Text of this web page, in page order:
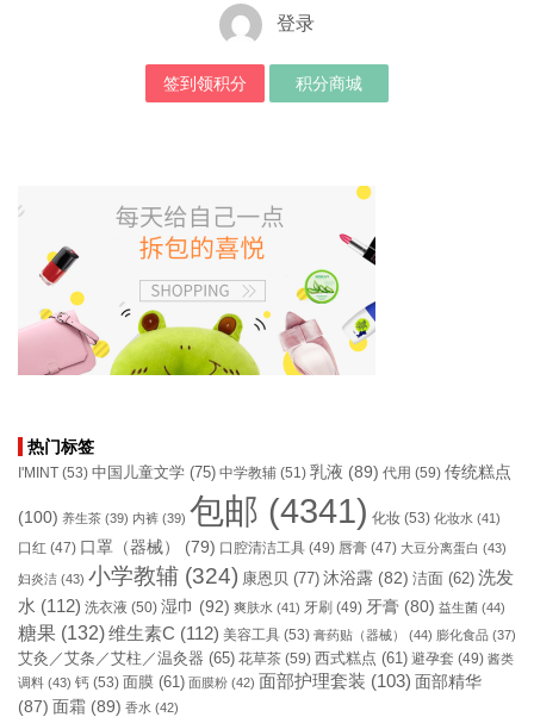
登录
签到领积分 积分商城
热门标签
I'MINT (53) 中国儿童文学 (75) 中学教辅 (51) 乳液 (89) 代用 (59) 传统糕点
(100) 养生茶 (39) 内裤 (39) 包邮 (4341) 化妆 (53) 化妆水 (41)
口红 (47) 口罩（器械） (79) 口腔清洁工具 (49) 唇膏 (47) 大豆分离蛋白 (43)
妇炎洁 (43) 小学教辅 (324) 康恩贝 (77) 沐浴露 (82) 洁面 (62) 洗发
水 (112) 洗衣液 (50) 湿巾 (92) 爽肤水 (41) 牙刷 (49) 牙膏 (80) 益生菌 (44)
糖果 (132)维生素C (112) 美容工具 (53) 膏药贴（器械） (44) 膨化食品 (37)
艾灸／艾条／艾柱／温灸器 (65) 花草茶 (59) 西式糕点 (61) 避孕套 (49) 酱类
调料 (43) 钙 (53) 面膜 (61) 面膜粉 (42) 面部护理套装 (103) 面部精华
(87) 面霜 (89) 香水 (42)